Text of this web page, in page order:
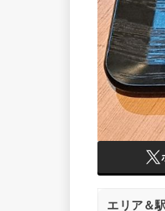
エリア＆